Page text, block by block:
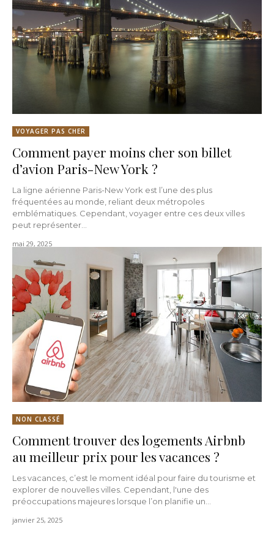
VOYAGER PAS CHER
Comment payer moins cher son billet
d’avion Paris-New York ?
La ligne aérienne Paris-New York est l’une des plus
fréquentées au monde, reliant deux métropoles
emblématiques. Cependant, voyager entre ces deux villes
peut représenter...
mai 29, 2025
NON CLASSÉ
Comment trouver des logements Airbnb
au meilleur prix pour les vacances ?
Les vacances, c’est le moment idéal pour faire du tourisme et
explorer de nouvelles villes. Cependant, l'une des
préoccupations majeures lorsque l’on planifie un...
janvier 25, 2025